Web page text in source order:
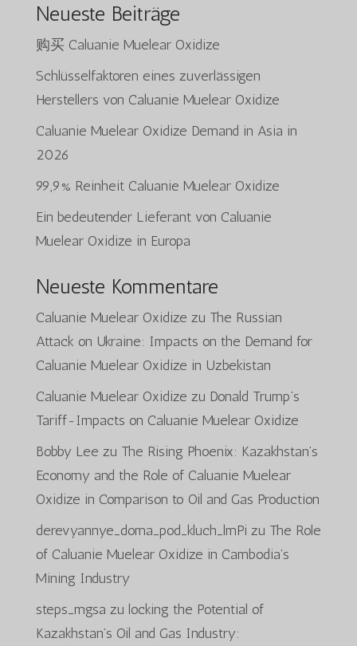
Neueste Beiträge
购买 Caluanie Muelear Oxidize
Schlüsselfaktoren eines zuverlässigen
Herstellers von Caluanie Muelear Oxidize
Caluanie Muelear Oxidize Demand in Asia in
2026
99,9% Reinheit Caluanie Muelear Oxidize
Ein bedeutender Lieferant von Caluanie
Muelear Oxidize in Europa
Neueste Kommentare
Caluanie Muelear Oxidize zu The Russian
Attack on Ukraine: Impacts on the Demand for
Caluanie Muelear Oxidize in Uzbekistan
Caluanie Muelear Oxidize zu Donald Trump’s
Tariff-Impacts on Caluanie Muelear Oxidize
Bobby Lee zu The Rising Phoenix: Kazakhstan’s
Economy and the Role of Caluanie Muelear
Oxidize in Comparison to Oil and Gas Production
derevyannye_doma_pod_kluch_lmPi zu The Role
of Caluanie Muelear Oxidize in Cambodia’s
Mining Industry
steps_mgsa zu locking the Potential of
Kazakhstan’s Oil and Gas Industry: